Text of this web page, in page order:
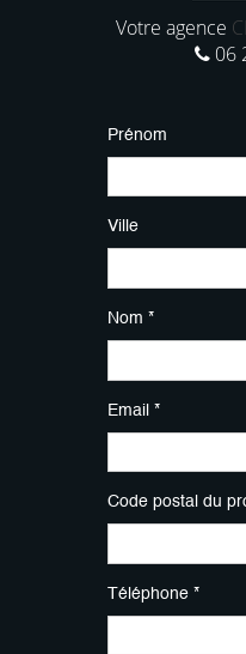
Votre agence
06
Prénom
Ville
Nom *
Email *
Code postal du
Téléphone *